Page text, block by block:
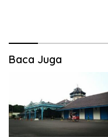
Baca Juga